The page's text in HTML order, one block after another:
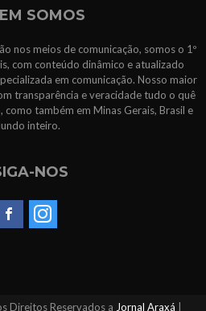
SOMOS
nos meios de comunicação, somos o 1º
com conteúdo dinâmico e atualizado
em comunicação. Nosso maior
transparência e veracidade tudo o quê
como também em Minas Gerais, Brasil e
inteiro.
NOS
Direitos Reservados a Jornal Araxá